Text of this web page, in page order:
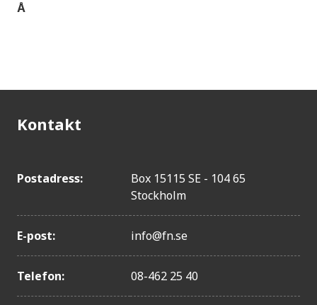
Å
Kontakt
Postadress:
Box 15115 SE - 104 65
Stockholm
E-post: info@fn.se
Telefon: 08-462 25 40